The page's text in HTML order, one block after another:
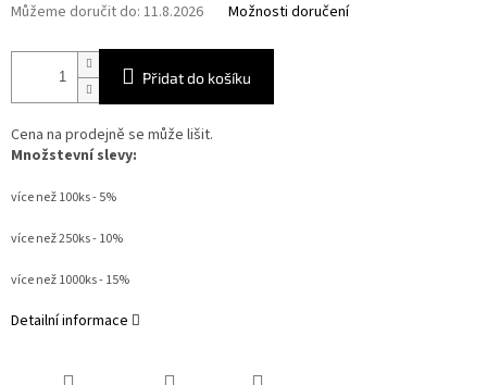
Můžeme doručit do: 11.8.2026 Možnosti doručení
Přidat do košíku
Cena na prodejně se může lišit.
Množstevní slevy:
více než 100ks - 5%
více než 250ks - 10%
více než 1000ks - 15%
Detailní informace